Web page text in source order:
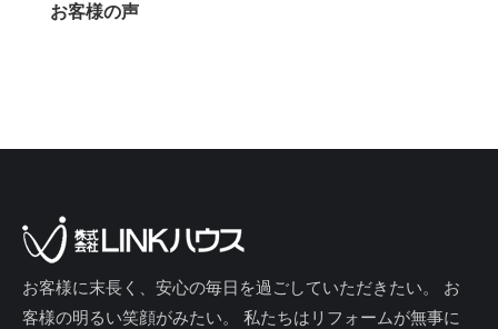
お客様の声
お客様に末長く、安心の毎日を過ごしていただきたい。 お
客様の明るい笑顔がみたい。 私たちはリフォームが無事に